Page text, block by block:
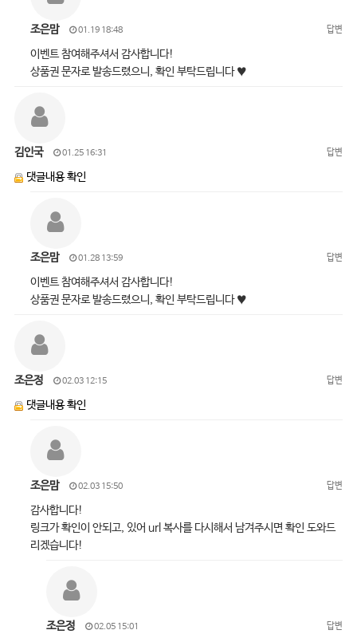
조은맘 01.19 18:48 답변
이벤트 참여해주셔서 감사합니다!
상품권 문자로 발송드렸으니, 확인 부탁드립니다 ♥
김인국 01.25 16:31 답변
댓글내용 확인
조은맘 01.28 13:59 답변
이벤트 참여해주셔서 감사합니다!
상품권 문자로 발송드렸으니, 확인 부탁드립니다 ♥
조은정 02.03 12:15 답변
댓글내용 확인
조은맘 02.03 15:50 답변
감사합니다!
링크가 확인이 안되고, 있어 url 복사를 다시해서 남겨주시면 확인 도와드
리겠습니다!
조은정 02.05 15:01 답변